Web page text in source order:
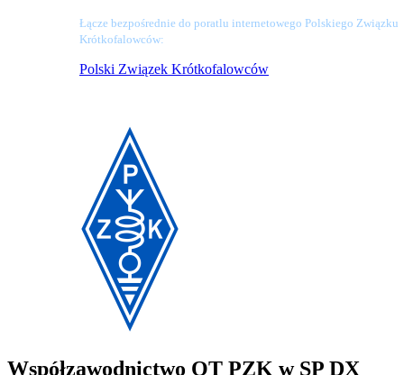
Łącze bezpośrednie do poratlu internetowego Polskiego Związku
Krótkofalowców:
Polski Związek Krótkofalowców
Współzawodnictwo OT PZK w SP DX